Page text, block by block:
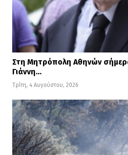
Στη Μητρόπολη Αθηνών
Γιάννη…
Τρίτη, 4 Αυγούστου, 2026